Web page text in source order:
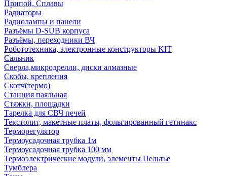
Припой, Сплавы
Радиаторы
Радиолампы и панели
Разъёмы D-SUB корпуса
Разъёмы, переходники ВЧ
Робототехника, электронные конструкторы KIT
Сальник
Сверла,микродрелли, диски алмазные
Скобы, крепления
Скотч(термо)
Станция паяльная
Стяжки, площадки
Тарелка для СВЧ печей
Текстолит, макетные платы, фольгированный гетинакс
Терморегулятор
Термоусадочная трубка 1м
Термоусадочная трубка 100 мм
Термоэлектрические модули, элементы Пельтье
Тумблера